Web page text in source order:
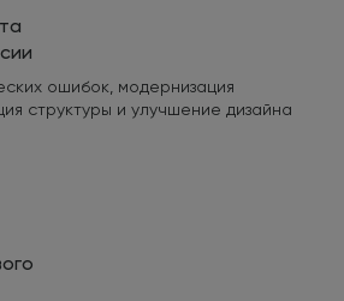
ошибок, модернизация
структуры и улучшение дизайна